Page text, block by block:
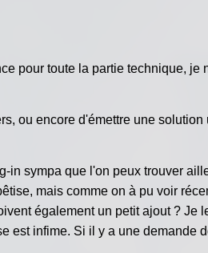
pour toute la partie technique, je
ou encore d'émettre une
in sympa que l'on peux trouver
mais comme on à pu voir
également un petit ajout ? Je
est infime. Si il y a une demande